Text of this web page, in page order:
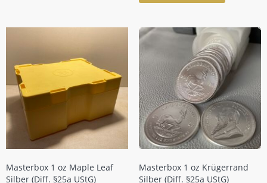
Masterbox 1 oz Maple Leaf
Silber (Diff. §25a UStG)
Masterbox 1 oz Krügerrand
Silber (Diff. §25a UStG)